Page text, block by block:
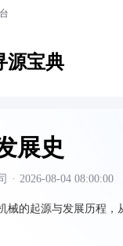
源宝典
展史
· 2026-08-04 08:00:00
械的起源与发展历程